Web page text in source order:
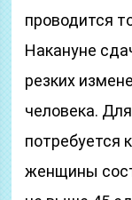
проводится
Накануне
резких
человека.
потребуется
женщины